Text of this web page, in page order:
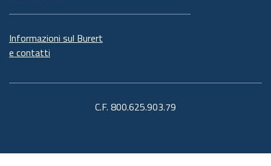
Informazioni sul Burert
e contatti
C.F. 800.625.903.79